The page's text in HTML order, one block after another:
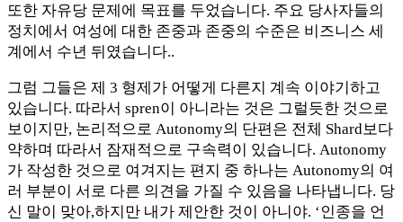
또한 자유당 문제에 목표를 두었습니다. 주요 당사자들의
정치에서 여성에 대한 존중과 존중의 수준은 비즈니스 세
계에서 수년 뒤였습니다..
그럼 그들은 제 3 형제가 어떻게 다른지 계속 이야기하고
있습니다. 따라서 spren이 아니라는 것은 그럴듯한 것으로
보이지만, 논리적으로 Autonomy의 단편은 전체 Shard보다
약하며 따라서 잠재적으로 구속력이 있습니다. Autonomy
가 작성한 것으로 여겨지는 편지 중 하나는 Autonomy의 여
러 부분이 서로 다른 의견을 가질 수 있음을 나타냅니다. 당
신 말이 맞아,하지만 내가 제안한 것이 아니야. ‘인종을 언